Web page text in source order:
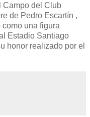
Campo del Club
de Pedro Escartín ,
una figura
Estadio Santiago
honor realizado por el